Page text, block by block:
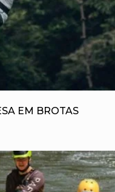
EM BROTAS